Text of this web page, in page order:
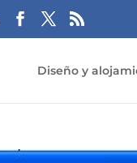
Diseño y